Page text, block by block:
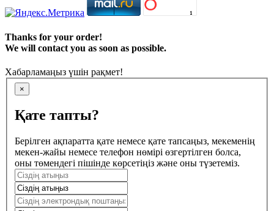
Thanks for your order!
We will contact you as soon as possible.
Хабарламаңыз үшін рақмет!
×
Қате тапты?
Берілген ақпаратта қате немесе қате тапсаңыз, мекеменің
мекен-жайы немесе телефон нөмірі өзгертілген болса,
оны төмендегі пішінде көрсетіңіз және оны түзетеміз.